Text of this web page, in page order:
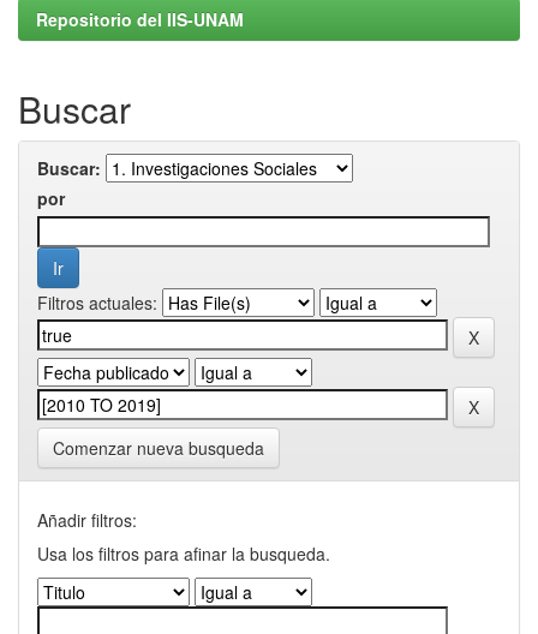
Repositorio del IIS-UNAM
Buscar
Buscar:
por
Filtros actuales:
Comenzar nueva busqueda
Añadir filtros:
Usa los filtros para afinar la busqueda.